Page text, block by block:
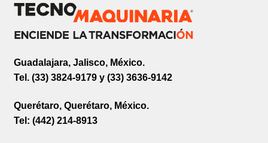
Guadalajara, Jalisco, México.
Tel. (33) 3824-9179 y (33) 3636-9142
Querétaro, Querétaro, México.
Tel: (442) 214-8913